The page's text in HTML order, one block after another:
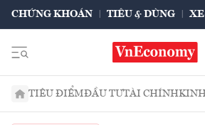
CHỨNG KHOÁN TIÊU & DÙNG XE
TIÊU ĐIỂMĐẦU TƯTÀI CHÍNH